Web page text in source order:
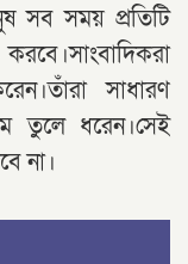
সব সময় প্রতিটি
সাধারণ
তুলে ধরেন।সেই
না।